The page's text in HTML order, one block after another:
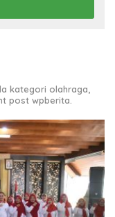
kategori olahraga,
post wpberita.